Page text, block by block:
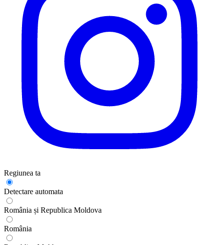
Regiunea ta
Detectare automata
România și Republica Moldova
România